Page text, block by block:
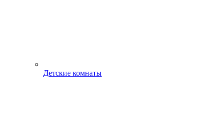
Детские комнаты